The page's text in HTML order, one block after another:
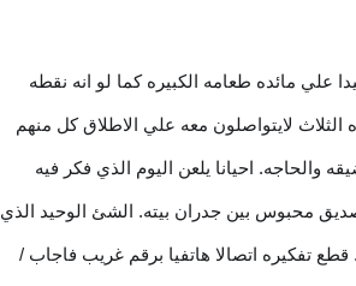
مائده طعامه الكبيره كما لو انه نقطه
لايتواصلون معه علي الاطلاق كل منهم
والحاجه. احيانا يلعن اليوم الذي فكر فيه
صديق محبوس بين جدران بيته. الشئ الوحيد الذي
تفكيره اتصالا هاتفيا برقم غريب فاجاب /